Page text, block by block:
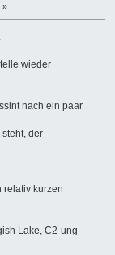
»
wieder
nach ein paar
der
relativ kurzen
Lake, C2-ung